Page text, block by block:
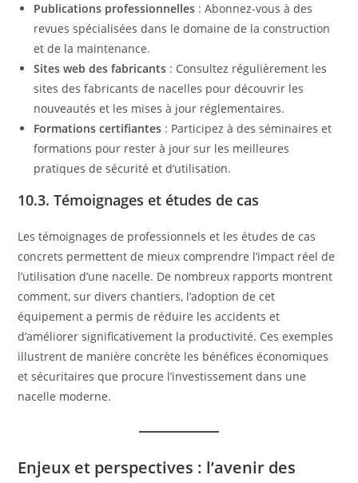
Publications professionnelles : Abonnez-vous à des
revues spécialisées dans le domaine de la construction
et de la maintenance.
Sites web des fabricants : Consultez régulièrement les
sites des fabricants de nacelles pour découvrir les
nouveautés et les mises à jour réglementaires.
Formations certifiantes : Participez à des séminaires et
formations pour rester à jour sur les meilleures
pratiques de sécurité et d’utilisation.
10.3. Témoignages et études de cas
Les témoignages de professionnels et les études de cas
concrets permettent de mieux comprendre l’impact réel de
l’utilisation d’une nacelle. De nombreux rapports montrent
comment, sur divers chantiers, l’adoption de cet
équipement a permis de réduire les accidents et
d’améliorer significativement la productivité. Ces exemples
illustrent de manière concrète les bénéfices économiques
et sécuritaires que procure l’investissement dans une
nacelle moderne.
Enjeux et perspectives : l’avenir des